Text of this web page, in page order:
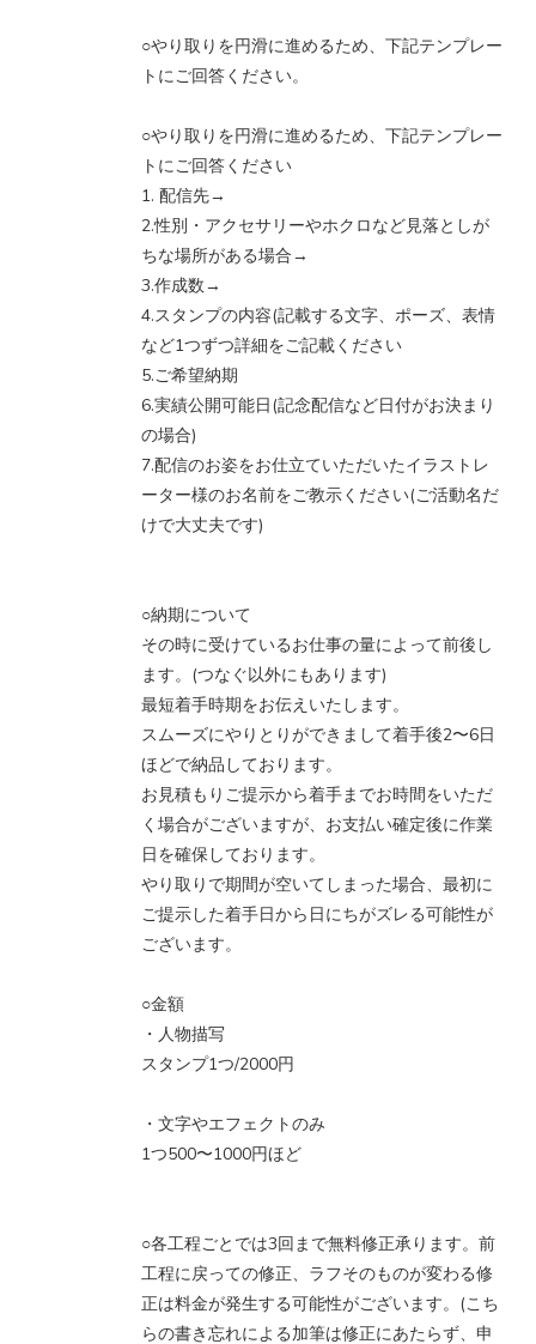
○やり取りを円滑に進めるため、下記テンプレー
トにご回答ください。
○やり取りを円滑に進めるため、下記テンプレー
トにご回答ください
1. 配信先→
2.性別・アクセサリーやホクロなど見落としが
ちな場所がある場合→
3.作成数→
4.スタンプの内容(記載する文字、ポーズ、表情
など1つずつ詳細をご記載ください
5.ご希望納期
6.実績公開可能日(記念配信など日付がお決まり
の場合)
7.配信のお姿をお仕立ていただいたイラストレ
ーター様のお名前をご教示ください(ご活動名だ
けで大丈夫です)
○納期について
その時に受けているお仕事の量によって前後し
ます。(つなぐ以外にもあります)
最短着手時期をお伝えいたします。
スムーズにやりとりができまして着手後2〜6日
ほどで納品しております。
お見積もりご提示から着手までお時間をいただ
く場合がございますが、お支払い確定後に作業
日を確保しております。
やり取りで期間が空いてしまった場合、最初に
ご提示した着手日から日にちがズレる可能性が
ございます。
○金額
・人物描写
スタンプ1つ/2000円
・文字やエフェクトのみ
1つ500〜1000円ほど
○各工程ごとでは3回まで無料修正承ります。前
工程に戻っての修正、ラフそのものが変わる修
正は料金が発生する可能性がございます。(こち
らの書き忘れによる加筆は修正にあたらず、申